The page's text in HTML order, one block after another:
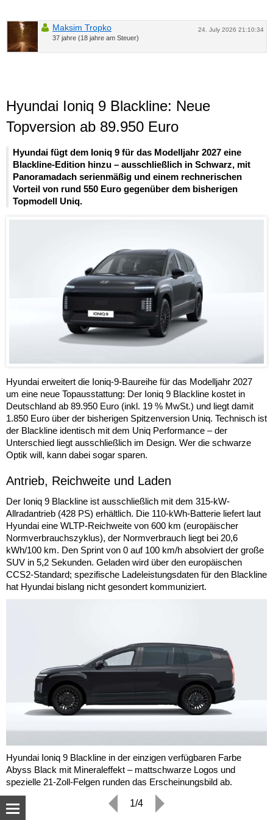
24. July 2026 21:10:34
Maksim Tropko
37 jahre (18 jahre am Steuer)
Hyundai Ioniq 9 Blackline: Neue
Topversion ab 89.950 Euro
Hyundai fügt dem Ioniq 9 für das Modelljahr 2027 eine
Blackline-Edition hinzu – ausschließlich in Schwarz, mit
Panoramadach serienmäßig und einem rechnerischen
Vorteil von rund 550 Euro gegenüber dem bisherigen
Topmodell Uniq.
Hyundai erweitert die Ioniq-9-Baureihe für das Modelljahr 2027
um eine neue Topausstattung: Der Ioniq 9 Blackline kostet in
Deutschland ab 89.950 Euro (inkl. 19 % MwSt.) und liegt damit
1.850 Euro über der bisherigen Spitzenversion Uniq. Technisch ist
der Blackline identisch mit dem Uniq Performance – der
Unterschied liegt ausschließlich im Design. Wer die schwarze
Optik will, kann dabei sogar sparen.
Antrieb, Reichweite und Laden
Der Ioniq 9 Blackline ist ausschließlich mit dem 315-kW-
Allradantrieb (428 PS) erhältlich. Die 110-kWh-Batterie liefert laut
Hyundai eine WLTP-Reichweite von 600 km (europäischer
Normverbrauchszyklus), der Normverbrauch liegt bei 20,6
kWh/100 km. Den Sprint von 0 auf 100 km/h absolviert der große
SUV in 5,2 Sekunden. Geladen wird über den europäischen
CCS2-Standard; spezifische Ladeleistungsdaten für den Blackline
hat Hyundai bislang nicht gesondert kommuniziert.
Hyundai Ioniq 9 Blackline in der einzigen verfügbaren Farbe
Abyss Black mit Mineraleffekt – mattschwarze Logos und
spezielle 21-Zoll-Felgen runden das Erscheinungsbild ab.
1/4